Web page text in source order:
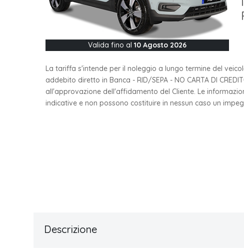
Valida fino al10 Agosto 2026
La tariffa s'intende per il noleggio a lungo termine del
addebito diretto in Banca - RID/SEPA - NO CARTA DI
all'approvazione dell'affidamento del Cliente. Le
indicative e non possono costituire in nessun caso un
Descrizione